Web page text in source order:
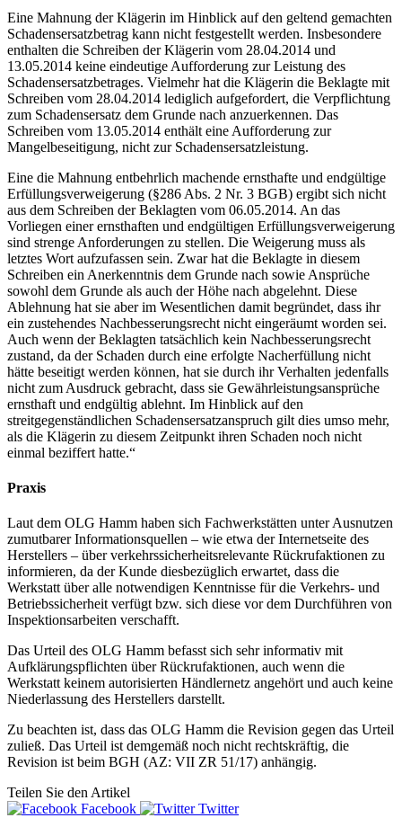
Eine Mahnung der Klägerin im Hinblick auf den geltend gemachten
Schadensersatzbetrag kann nicht festgestellt werden. Insbesondere
enthalten die Schreiben der Klägerin vom 28.04.2014 und
13.05.2014 keine eindeutige Aufforderung zur Leistung des
Schadensersatzbetrages. Vielmehr hat die Klägerin die Beklagte mit
Schreiben vom 28.04.2014 lediglich aufgefordert, die Verpflichtung
zum Schadensersatz dem Grunde nach anzuerkennen. Das
Schreiben vom 13.05.2014 enthält eine Aufforderung zur
Mangelbeseitigung, nicht zur Schadensersatzleistung.
Eine die Mahnung entbehrlich machende ernsthafte und endgültige
Erfüllungsverweigerung (§286 Abs. 2 Nr. 3 BGB) ergibt sich nicht
aus dem Schreiben der Beklagten vom 06.05.2014. An das
Vorliegen einer ernsthaften und endgültigen Erfüllungsverweigerung
sind strenge Anforderungen zu stellen. Die Weigerung muss als
letztes Wort aufzufassen sein. Zwar hat die Beklagte in diesem
Schreiben ein Anerkenntnis dem Grunde nach sowie Ansprüche
sowohl dem Grunde als auch der Höhe nach abgelehnt. Diese
Ablehnung hat sie aber im Wesentlichen damit begründet, dass ihr
ein zustehendes Nachbesserungsrecht nicht eingeräumt worden sei.
Auch wenn der Beklagten tatsächlich kein Nachbesserungsrecht
zustand, da der Schaden durch eine erfolgte Nacherfüllung nicht
hätte beseitigt werden können, hat sie durch ihr Verhalten jedenfalls
nicht zum Ausdruck gebracht, dass sie Gewährleistungsansprüche
ernsthaft und endgültig ablehnt. Im Hinblick auf den
streitgegenständlichen Schadensersatzanspruch gilt dies umso mehr,
als die Klägerin zu diesem Zeitpunkt ihren Schaden noch nicht
einmal beziffert hatte.“
Praxis
Laut dem OLG Hamm haben sich Fachwerkstätten unter Ausnutzen
zumutbarer Informationsquellen – wie etwa der Internetseite des
Herstellers – über verkehrssicherheitsrelevante Rückrufaktionen zu
informieren, da der Kunde diesbezüglich erwartet, dass die
Werkstatt über alle notwendigen Kenntnisse für die Verkehrs- und
Betriebssicherheit verfügt bzw. sich diese vor dem Durchführen von
Inspektionsarbeiten verschafft.
Das Urteil des OLG Hamm befasst sich sehr informativ mit
Aufklärungspflichten über Rückrufaktionen, auch wenn die
Werkstatt keinem autorisierten Händlernetz angehört und auch keine
Niederlassung des Herstellers darstellt.
Zu beachten ist, dass das OLG Hamm die Revision gegen das Urteil
zuließ. Das Urteil ist demgemäß noch nicht rechtskräftig, die
Revision ist beim BGH (AZ: VII ZR 51/17) anhängig.
Teilen Sie den Artikel
Facebook
Twitter